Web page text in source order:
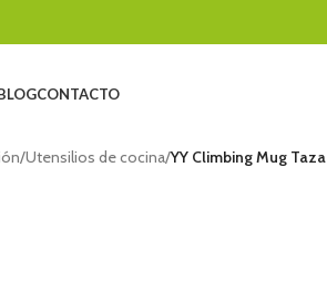
CONTACTO
/Utensilios de cocina/YY Climbing Mug Taza